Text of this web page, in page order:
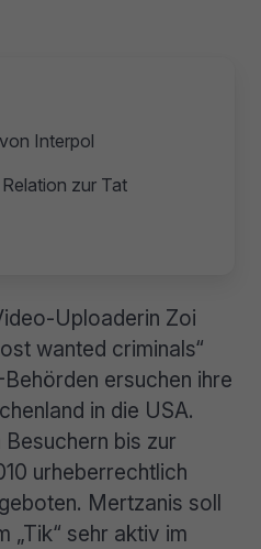
Interpol
zur Tat
Uploaderin Zoi
wanted criminals“
ersuchen ihre
in die USA.
bis zur
urheberrechtlich
Mertzanis soll
„Tik“ sehr aktiv im